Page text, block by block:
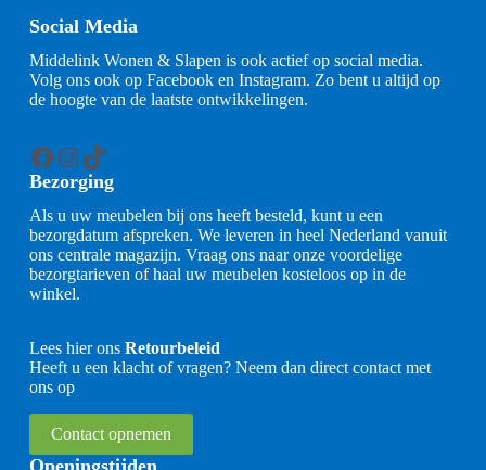
Social Media
Middelink Wonen & Slapen is ook actief op social media.
Volg ons ook op Facebook en Instagram. Zo bent u altijd op
de hoogte van de laatste ontwikkelingen.
Facebook
Instagram
TikTok
Bezorging
Als u uw meubelen bij ons heeft besteld, kunt u een
bezorgdatum afspreken. We leveren in heel Nederland vanuit
ons centrale magazijn. Vraag ons naar onze voordelige
bezorgtarieven of haal uw meubelen kosteloos op in de
winkel.
Lees hier ons Retourbeleid
Heeft u een klacht of vragen? Neem dan direct contact met
ons op
Contact opnemen